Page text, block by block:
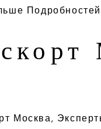
Москва,